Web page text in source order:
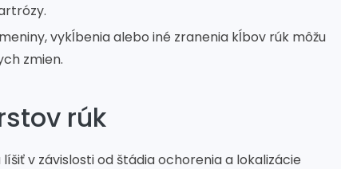
vykĺbenia alebo iné zranenia kĺbov rúk môžu
zmien.
rúk
v závislosti od štádia ochorenia a lokalizácie